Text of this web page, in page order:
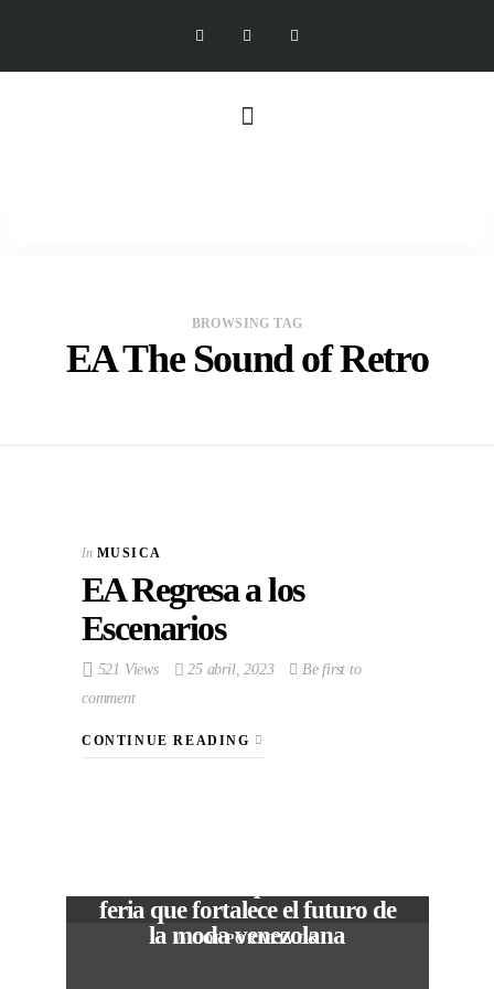
BROWSING TAG
EA The Sound of Retro
In MUSICA
EA Regresa a los
Escenarios
521 Views 25 abril, 2023
Be first to
comment
CONTINUE READING
In CORPORATIVOS
feria que fortalece el futuro de
la moda venezolana